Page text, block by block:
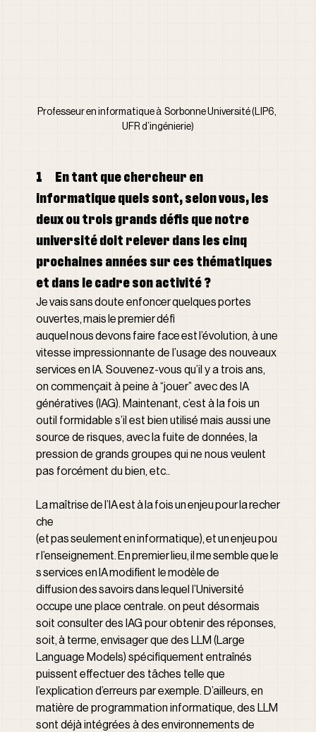
Professeur en informatique à  Sorbonne Université (LIP6,
UFR d’ingénierie)
1      En tant que chercheur en
informatique quels sont, selon vous, les
deux ou trois grands déﬁs que notre
université doit relever dans les cinq
prochaines années sur ces thématiques
et dans le cadre son activité ?
Je vais sans doute enfoncer quelques portes
ouvertes, mais le premier défi
auquel nous devons faire face est l’évolution, à une
vitesse impressionnante de l’usage des nouveaux
services en IA. Souvenez-vous qu’il y a trois ans,
on commençait à peine à “jouer” avec des IA
génératives (IAG). Maintenant, c’est à la fois un
outil formidable s’il est bien utilisé mais aussi une
source de risques, avec la fuite de données, la
pression de grands groupes qui ne nous veulent
pas forcément du bien, etc..
La maîtrise de l’IA est à la fois un enjeu pour la recher
che
(et pas seulement en informatique), et un enjeu pou
r l’enseignement. En premier lieu, il me semble que le
s services en IA modifient le modèle de
diffusion des savoirs dans lequel l’Université
occupe une place centrale. on peut désormais
soit consulter des IAG pour obtenir des réponses,
soit, à terme, envisager que des LLM (Large
Language Models) spécifiquement entraînés
puissent effectuer des tâches telle que
l’explication d’erreurs par exemple. D’ailleurs, en
matière de programmation informatique, des LLM
sont déjà intégrées à des environnements de